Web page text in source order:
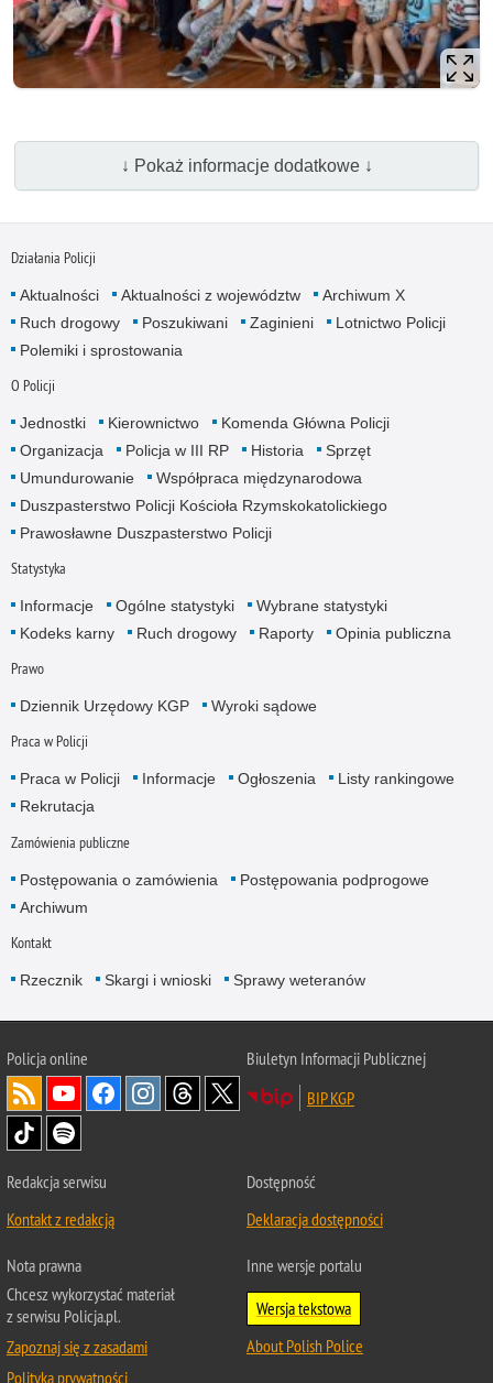
↓ Pokaż informacje dodatkowe ↓
Działania Policji
Aktualności Aktualności z województw
Archiwum X
Ruch drogowy
Poszukiwani Zaginieni
Lotnictwo Policji
Polemiki i sprostowania
O Policji
Jednostki Kierownictwo
Komenda Główna Policji
Organizacja
Policja w III RP Historia
Sprzęt
Umundurowanie
Współpraca międzynarodowa
Duszpasterstwo Policji Kościoła Rzymskokatolickiego
Prawosławne Duszpasterstwo Policji
Statystyka
Informacje Ogólne statystyki
Wybrane statystyki
Kodeks karny
Ruch drogowy Raporty Opinia publiczna
Prawo
Dziennik Urzędowy KGP Wyroki sądowe
Praca w Policji
Praca w Policji Informacje Ogłoszenia
Listy rankingowe
Rekrutacja
Zamówienia publiczne
Postępowania o zamówienia
Postępowania podprogowe
Archiwum
Kontakt
Rzecznik Skargi i wnioski Sprawy weteranów
Policjaonline
Biuletyn Informacji Publicznej
BIP KGP
Redakcja serwisu
Kontakt z redakcją
Dostępność
Deklaracja dostępności
Nota prawna
Chcesz wykorzystać materiał
z serwisu Policja.pl.
Zapoznaj się z zasadami
Polityka prywatności
Inne wersje portalu
Wersja tekstowa
About Polish Police